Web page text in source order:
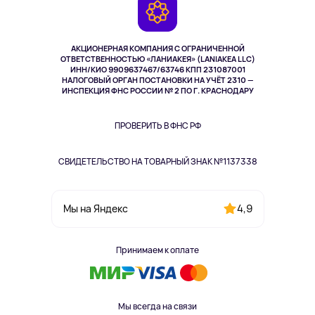
АКЦИОНЕРНАЯ КОМПАНИЯ С ОГРАНИЧЕННОЙ
ОТВЕТСТВЕННОСТЬЮ «ЛАНИАКЕЯ» (LANIAKEA LLC)
ИНН/КИО 9909637467/63746 КПП 231087001
НАЛОГОВЫЙ ОРГАН ПОСТАНОВКИ НА УЧЁТ 2310 —
ИНСПЕКЦИЯ ФНС РОССИИ № 2 ПО Г. КРАСНОДАРУ
ПРОВЕРИТЬ В ФНС РФ
СВИДЕТЕЛЬСТВО НА ТОВАРНЫЙ ЗНАК №1137338
Мы на Яндекс 4,9
Принимаем к оплате
Мы всегда на связи
Одежда и аксессуары